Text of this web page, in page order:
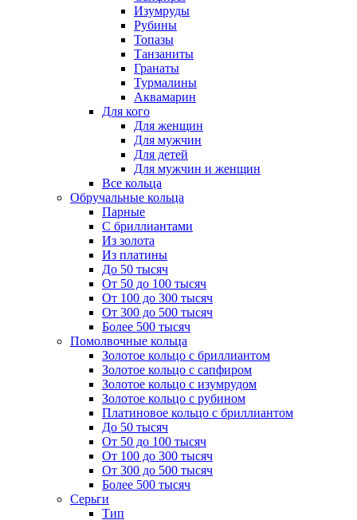
Изумруды
Рубины
Топазы
Танзаниты
Гранаты
Турмалины
Аквамарин
Для кого
Для женщин
Для мужчин
Для детей
Для мужчин и женщин
Все кольца
Обручальные кольца
Парные
С бриллиантами
Из золота
Из платины
До 50 тысяч
От 50 до 100 тысяч
От 100 до 300 тысяч
От 300 до 500 тысяч
Более 500 тысяч
Помолвочные кольца
Золотое кольцо с бриллиантом
Золотое кольцо с сапфиром
Золотое кольцо с изумрудом
Золотое кольцо с рубином
Платиновое кольцо с бриллиантом
До 50 тысяч
От 50 до 100 тысяч
От 100 до 300 тысяч
От 300 до 500 тысяч
Более 500 тысяч
Серьги
Тип